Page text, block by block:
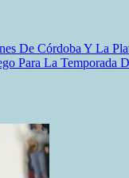
De Córdoba Y La
Para La Temporada